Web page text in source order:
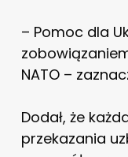
– Pomoc dla
NATO –
Dodał, że
przekazania